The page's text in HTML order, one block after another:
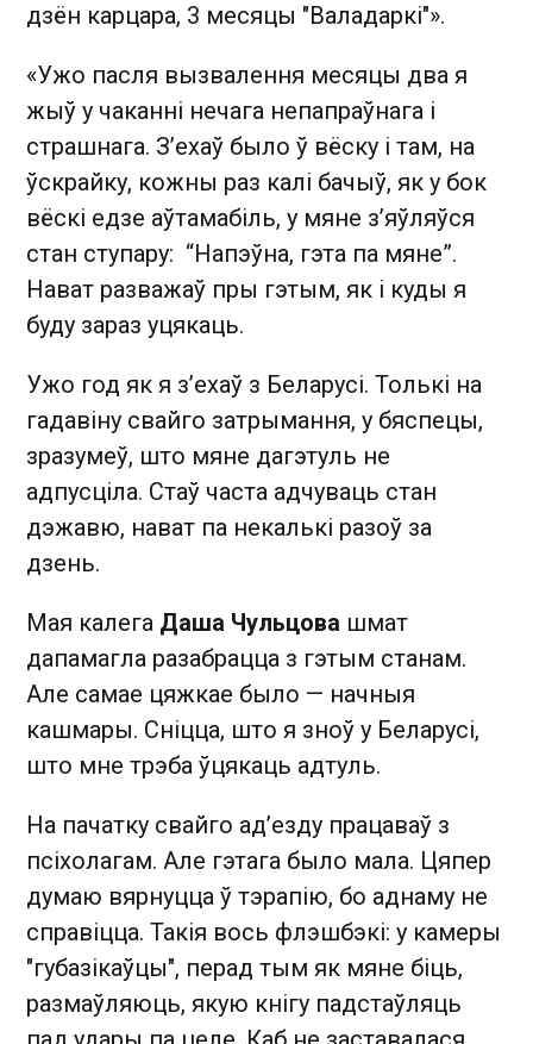
дзён карцара, 3 месяцы "Валадаркі"».
«Ужо пасля вызвалення месяцы два я
жыў у чаканні нечага непапраўнага і
страшнага. З’ехаў было ў вёску і там, на
ўскрайку, кожны раз калі бачыў, як у бок
вёскі едзе аўтамабіль, у мяне з’яўляўся
стан ступару: “Напэўна, гэта па мяне”.
Нават разважаў пры гэтым, як і куды я
буду зараз уцякаць.
Ужо год як я з’ехаў з Беларусі. Толькі на
гадавіну свайго затрымання, у бяспецы,
зразумеў, што мяне дагэтуль не
адпусціла. Стаў часта адчуваць стан
дэжавю, нават па некалькі разоў за
дзень.
Мая калега Даша Чульцова шмат
дапамагла разабрацца з гэтым станам.
Але самае цяжкае было — начныя
кашмары. Сніцца, што я зноў у Беларусі,
што мне трэба ўцякаць адтуль.
На пачатку свайго ад’езду працаваў з
псіхолагам. Але гэтага было мала. Цяпер
думаю вярнуцца ў тэрапію, бо аднаму не
справіцца. Такія вось флэшбэкі: у камеры
"губазікаўцы", перад тым як мяне біць,
размаўляюць, якую кнігу падстаўляць